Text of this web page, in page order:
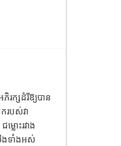
រក្សដំរីឱ្យបាន
របស់វា
លោះរវាង
ងទាំងអស់